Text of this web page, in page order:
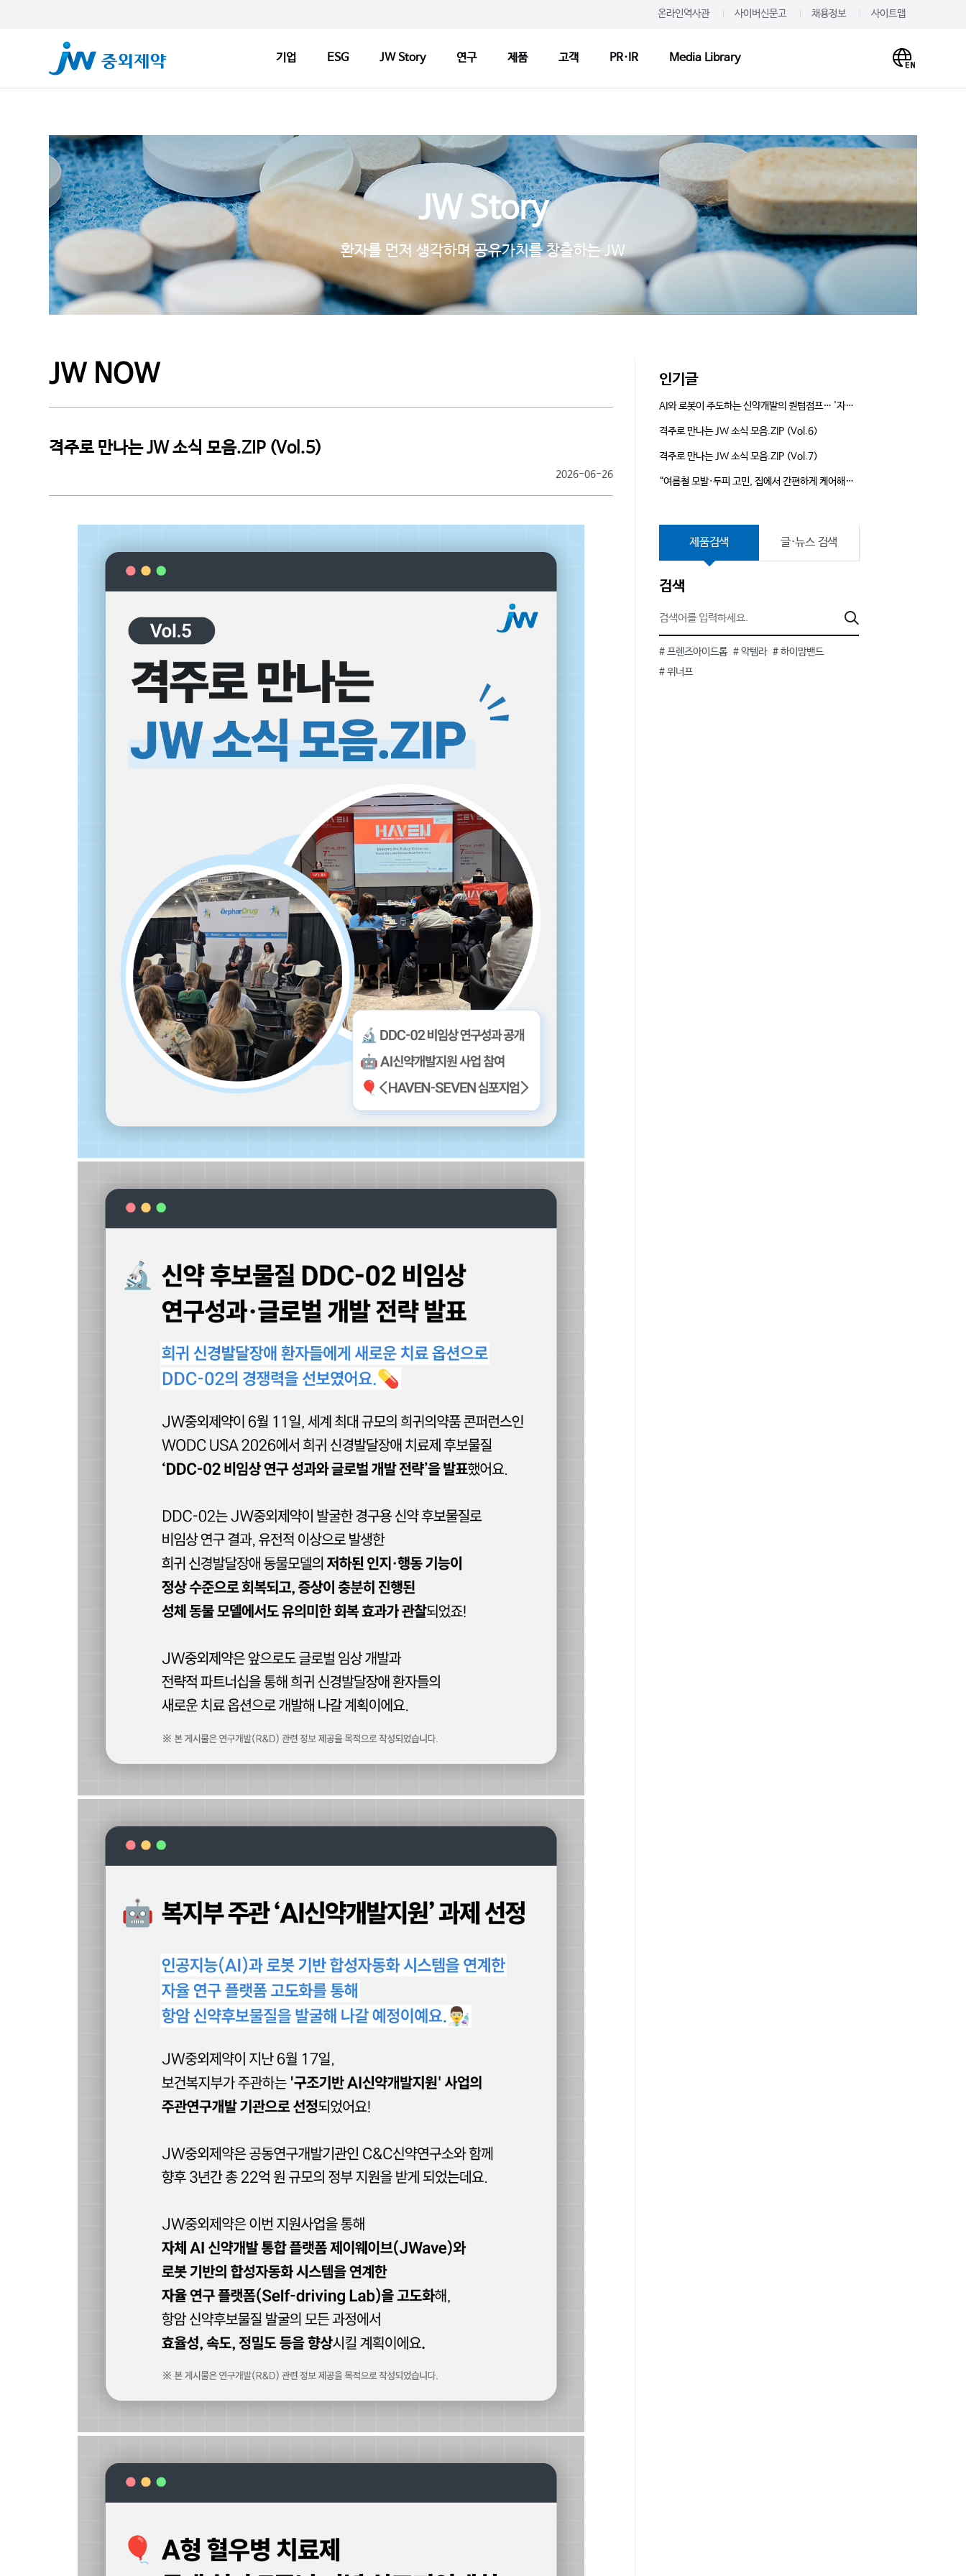
온라인역사관 사이버신문고 채용정보 사이트맵
기업 ESG JW Story 연구 제품 고객 PR·IR Media Library
인사말
회사소개
창업정신
생산시설
연혁
지배구조
JW Now
Health&Tech
JW Brand
ESG News
연구정책
파이프라인
연구 네트워크
제품검색
판매약국 찾기
허가변경알림
자주 묻는 질문
CCM 인사말
CCM 소개
고객문의
1:1 문의하기
지출보고 신청
프레스룸
JW를 주목하다
알려드립니다
재무정보
주가·공시
이미지
JW Story
환자를 먼저 생각하며 공유가치를 창출하는 JW
JW NOW
격주로 만나는 JW 소식 모음.ZIP (Vol.5)
2026-06-26
인기글
AI와 로봇이 주도하는 신약개발의 퀀텀점프… '자율형 R&D' 앞장서는 JW
격주로 만나는 JW 소식 모음.ZIP (Vol.6)
격주로 만나는 JW 소식 모음.ZIP (Vol.7)
“여름철 모발·두피 고민, 집에서 간편하게 케어해요!” JW신약 듀크레이 ‘네옵타이드 엑스퍼트’ 뷰티클래스 현장
제품검색 글·뉴스 검색
검색
#프렌즈아이드롭 #악템라 #하이맘밴드
#위너프